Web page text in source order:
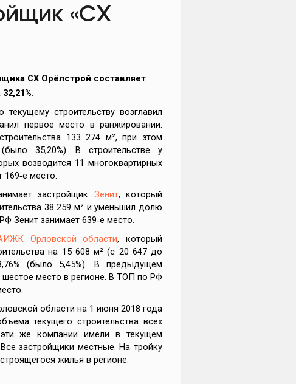
«СХ
СХ Орёлстрой составляет
текущему строительству возглавил
первое место в ранжировании.
133 274 м², при этом
35,20%). В строительстве у
возводится 11 многоквартирных
место.
застройщик Зенит, который
38 259 м² и уменьшил долю
Зенит занимает 639‑е место.
Орловской области, который
на 15 608 м² (с 20 647 до
(было 5,45%). В предыдущем
место в регионе. В ТОП по РФ
области на 1 июня 2018 года
текущего строительства всех
же компании имели в текущем
застройщики местные. На тройку
жилья в регионе.